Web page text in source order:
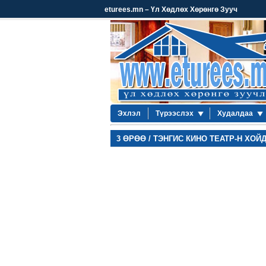
eturees.mn – Үл Хөдлөх Хөрөнгө Зууч
Эхлэл Түрээслэх Худалдаа
3 ӨРӨӨ / ТЭНГИС КИНО ТЕАТР-Н